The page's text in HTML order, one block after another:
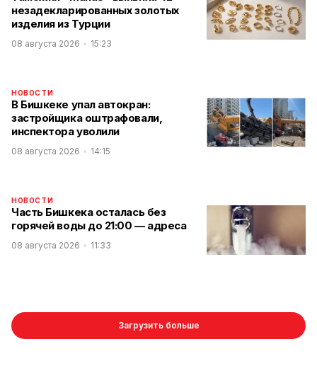
незадекларированных золотых
изделия из Турции
08 августа 2026 15:23
НОВОСТИ
В Бишкеке упал автокран:
застройщика оштрафовали,
инспектора уволили
08 августа 2026 14:15
НОВОСТИ
Часть Бишкека осталась без
горячей воды до 21:00 — адреса
08 августа 2026 11:33
Загрузить больше